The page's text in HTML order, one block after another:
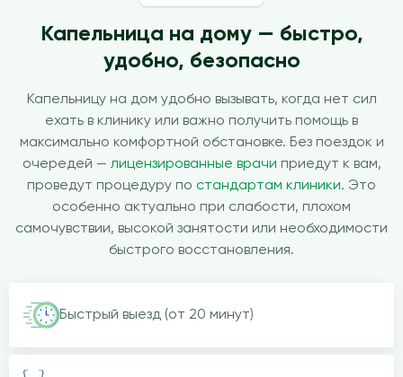
Капельница на дому — быстро,
удобно, безопасно
Капельницу на дом удобно вызывать, когда нет сил
ехать в клинику или важно получить помощь в
максимально комфортной обстановке. Без поездок и
очередей — лицензированные врачи приедут к вам,
проведут процедуру по стандартам клиники. Это
особенно актуально при слабости, плохом
самочувствии, высокой занятости или необходимости
быстрого восстановления.
Быстрый выезд (от 20 минут)